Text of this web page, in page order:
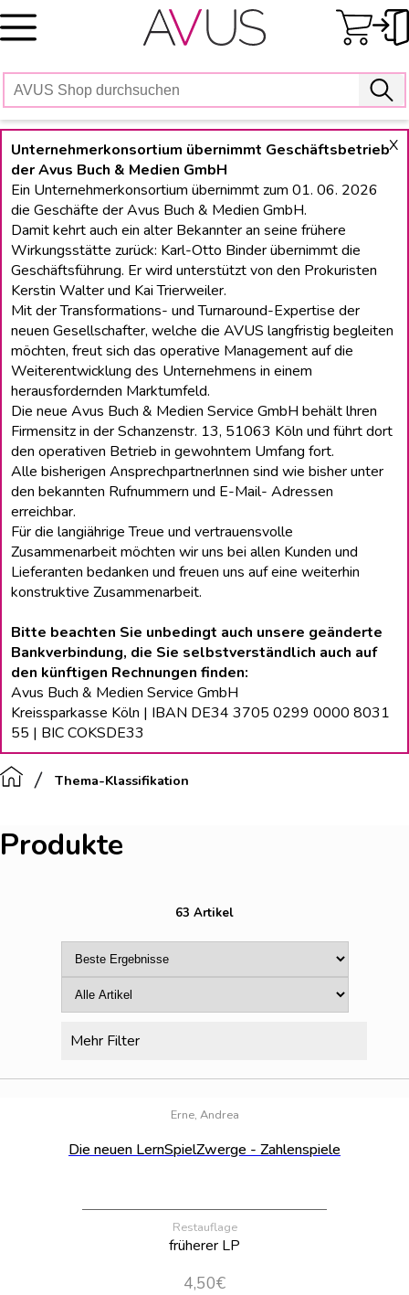
Skip
to
X
Unternehmerkonsortium übernimmt Geschäftsbetrieb
der Avus Buch & Medien GmbH
Ein Unternehmerkonsortium übernimmt zum 01. 06. 2026
die Geschäfte der Avus Buch & Medien GmbH.
Damit kehrt auch ein alter Bekannter an seine frühere
Wirkungsstätte zurück: Karl-Otto Binder übernimmt die
Geschäftsführung. Er wird unterstützt von den Prokuristen
Kerstin Walter und Kai Trierweiler.
Mit der Transformations- und Turnaround-Expertise der
neuen Gesellschafter, welche die AVUS langfristig begleiten
möchten, freut sich das operative Management auf die
Weiterentwicklung des Unternehmens in einem
herausfordernden Marktumfeld.
Die neue Avus Buch & Medien Service GmbH behält lhren
Firmensitz in der Schanzenstr. 13, 51063 Köln und führt dort
den operativen Betrieb in gewohntem Umfang fort.
Alle bisherigen Ansprechpartnerlnnen sind wie bisher unter
den bekannten Rufnummern und E-Mail- Adressen
erreichbar.
Für die langiährige Treue und vertrauensvolle
Zusammenarbeit möchten wir uns bei allen Kunden und
Lieferanten bedanken und freuen uns auf eine weiterhin
konstruktive Zusammenarbeit.
Bitte beachten Sie unbedingt auch unsere geänderte
Bankverbindung, die Sie selbstverständlich auch auf
den künftigen Rechnungen finden:
Avus Buch & Medien Service GmbH
Kreissparkasse Köln | IBAN DE34 3705 0299 0000 8031
55 | BIC COKSDE33
Thema-Klassifikation
Produkte
63 Artikel
Mehr Filter
Erne, Andrea
Die neuen LernSpielZwerge - Zahlenspiele
Restauflage
früherer LP
4,50€